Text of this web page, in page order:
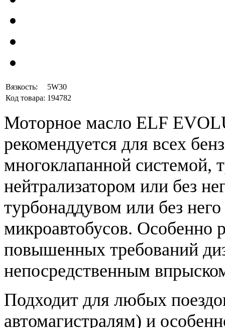
Вязкость:
5W30
Код товара: 194782
Моторное масло ELF
рекомендуется для всех
многоклапанной системой,
нейтрализатором или без
турбонаддувом или без
микроавтобусов. Особенно
повышенных требований
непосредственным
Подходит для любых
автомагистралям) и